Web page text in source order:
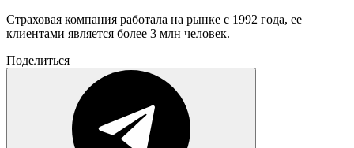
Страховая компания работала на рынке с 1992 года, ее
клиентами является более 3 млн человек.
Поделиться